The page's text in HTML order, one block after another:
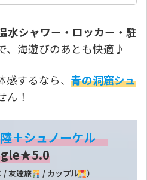
水シャワー・ロッカー・駐
、海遊びのあとも快適♪
するなら、 青の洞窟シュ
ん！
＋シュノーケル｜
/ 友達旅 / カップル ）